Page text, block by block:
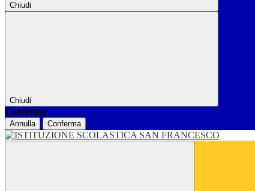
Chiudi
Chiudi
Conferma
Annulla Conferma